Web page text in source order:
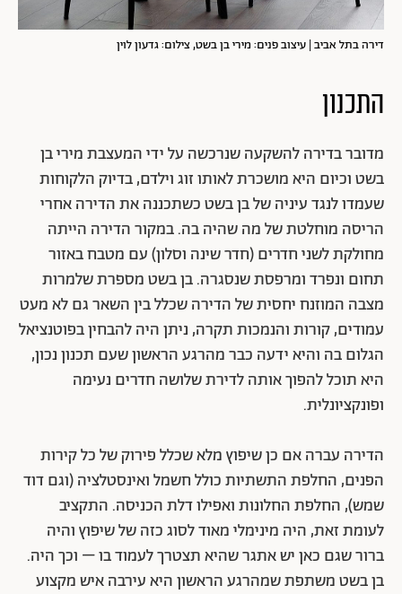
דירה בתל אביב | עיצוב פנים: מירי בן בשט, צילום: גדעון לוין
התכנון
מדובר בדירה להשקעה שנרכשה על ידי המעצבת מירי בן
בשט וכיום היא מושכרת לאותו זוג וילדם, בדיוק הלקוחות
שעמדו לנגד עיניה של בן בשט כשתכננה את הדירה אחרי
הריסה מוחלטת של מה שהיה בה. במקור הדירה הייתה
מחולקת לשני חדרים (חדר שינה וסלון) עם מטבח באזור
תחום ונפרד ומרפסת שנסגרה. בן בשט מספרת שלמרות
מצבה המוזנח יחסית של הדירה שכלל בין השאר גם לא מעט
עמודים, קורות והנמכות תקרה, ניתן היה להבחין בפוטנציאל
הגלום בה והיא ידעה כבר מהרגע הראשון שעם תכנון נכון,
היא תוכל להפוך אותה לדירת שלושה חדרים נעימה
ופונקציונלית.
הדירה עברה אם כן שיפוץ מלא שכלל פירוק של כל קירות
הפנים, החלפת התשתיות כולל חשמל ואינסטלציה (וגם דוד
שמש), החלפת החלונות ואפילו דלת הכניסה. התקציב
לעומת זאת, היה מינימלי מאוד לסוג כזה של שיפוץ והיה
ברור שגם כאן יש אתגר שהיא תצטרך לעמוד בו – וכך היה.
בן בשט משתפת שמהרגע הראשון היא עירבה איש מקצוע